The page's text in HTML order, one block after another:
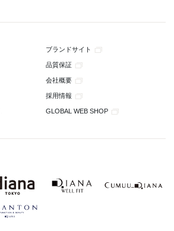
ブランドサイト
品質保証
会社概要
採用情報
GLOBAL WEB SHOP